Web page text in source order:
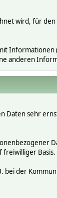
wird, für
anderen
Daten sehr
der